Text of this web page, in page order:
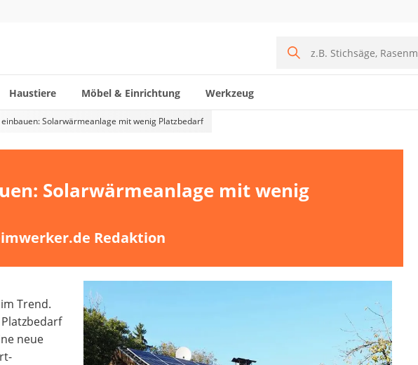
Haustiere Möbel & Einrichtung Werkzeug
Solarwärmeanlage mit wenig Platzbedarf
Solarwärmeanlage mit wenig
Redaktion
Trend.
neue